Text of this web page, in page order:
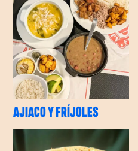
AJIACO Y FRÍJOLES